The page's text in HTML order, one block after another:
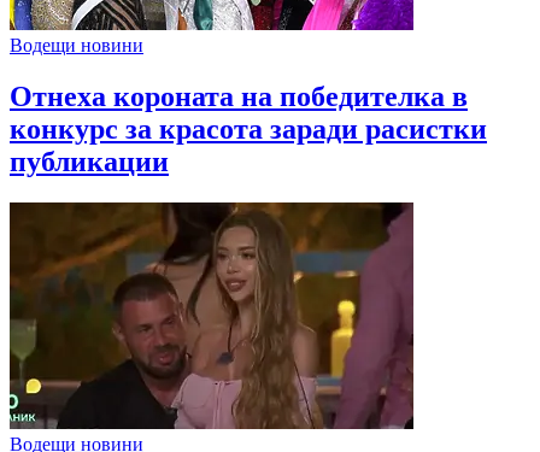
Водещи новини
Отнеха короната на победителка в
конкурс за красота заради расистки
публикации
Водещи новини